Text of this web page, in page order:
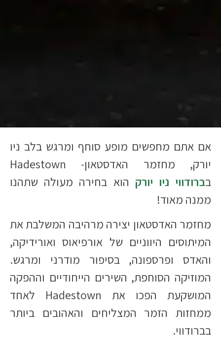
אם אתם מחפשים מופע סוחף ומרגש בלב ניו
יורק, מחזמר האדסטאון- Hadestown
בברודווי ניו יורק הוא בחירה מעולה שתהנו
ממנה מאוד!​
מחזמר האדסטאון יצירה מרהיבה המשלבת את
המיתוסים היווניים של אורפיאוס ואורידיקה,
והאדס ופרספונה, בסיפור מודרני ומרגש.
המוזיקה הסוחפת, השירים הייחודיים וההפקה
המושקעת הפכו את Hadestown לאחד
ממחזות הזמר המצליחים והאהובים ביותר
בברודווי.​